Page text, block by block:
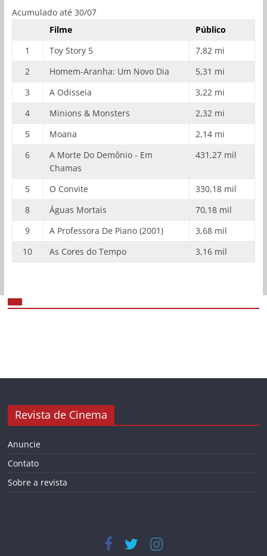
Acumulado até 30/07
Filme
Público
1
Toy Story 5
7,82 mi
2
Homem-Aranha: Um Novo Dia
5,31 mi
3
A Odisseia
3,22 mi
4
Minions & Monsters
2,32 mi
5
Moana
2,14 mi
6
A Morte Do Demônio - Em
Chamas
431,27 mil
5 O Convite
330,18 mil
8
Águas Mortais
70,18 mil
9
A Professora De Piano (2001)
3,68 mil
10
As Cores do Tempo 3,16 mil
Revista de Cinema
Anuncie
Contato
Sobre a revista